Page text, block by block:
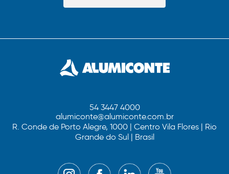
54 3447 4000
alumiconte@alumiconte.com.br
R. Conde de Porto Alegre, 1000 | Centro Vila Flores | Rio
Grande do Sul | Brasil